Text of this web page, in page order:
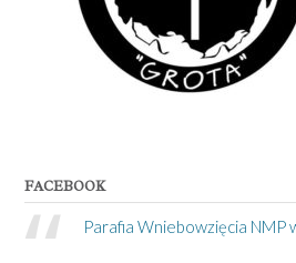
FACEBOOK
Parafia Wniebowzięcia NMP